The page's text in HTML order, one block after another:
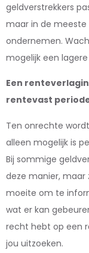
geldverstrekkers
maar in de
ondernemen.
mogelijk een
Een
rentevast
Ten onrechte
alleen mogelijk is
Bij sommige
deze manier, maar
moeite om te
wat er kan
recht hebt op een
jou uitzoeken.